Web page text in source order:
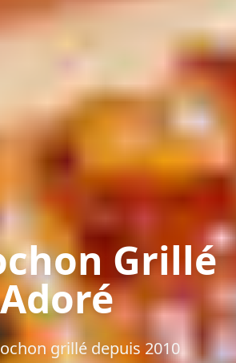
Grillé
Adoré
grillé depuis 2010